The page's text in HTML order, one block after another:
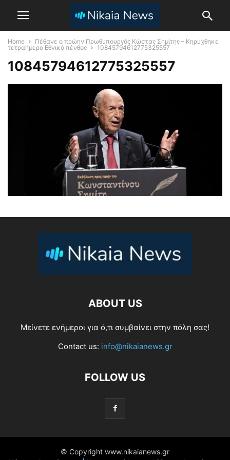
Home
Πέθανε ο πρώην Πρωθυπουργός Κώστας Σημίτης – Κηρύχθηκε
τετραήμερο Εθνικό πένθος
10845794612775325557
10845794612775325557
ABOUT US
Μείνετε ενήμεροι για ό,τι συμβαίνει στην πόλη σας!
Contact us: info@nikaianews.gr
FOLLOW US
© Copyright www.nikaianews.gr